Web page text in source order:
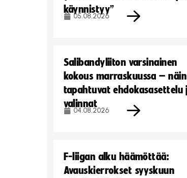
käynnistyy”
05.08.2026
Salibandyliiton varsinainen
kokous marraskuussa – näin
tapahtuvat ehdokasasettelu
valinnat
04.08.2026
F-liigan alku häämöttää:
Avauskierrokset syyskuun